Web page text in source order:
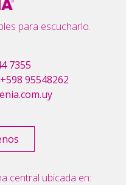
para escucharlo.
7355
+598 95548262
central ubicada en: